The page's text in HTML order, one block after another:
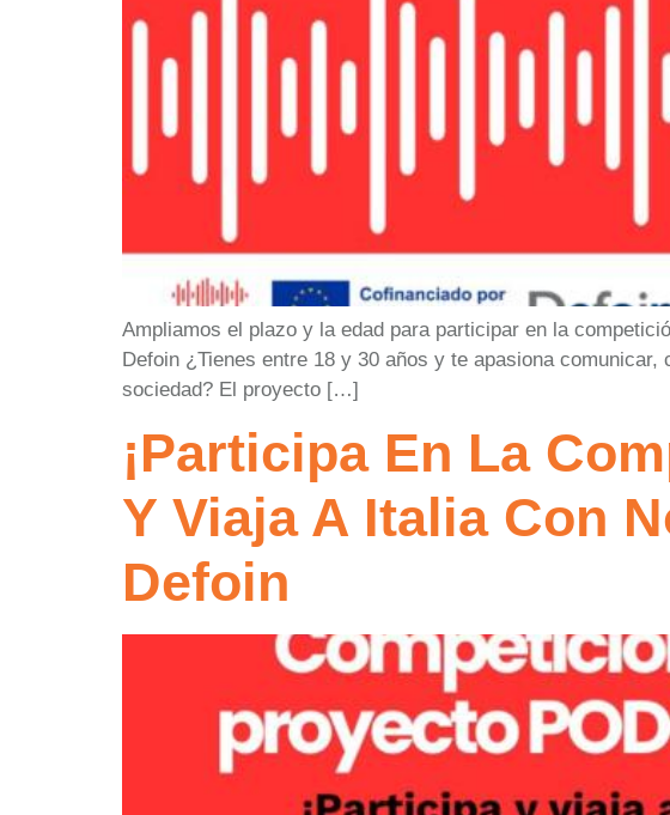
Ampliamos el plazo y la edad para participar en la
Defoin ¿Tienes entre 18 y 30 años y te apasiona
sociedad? El proyecto […]
¡Participa En La
Y Viaja A Italia Con
Defoin